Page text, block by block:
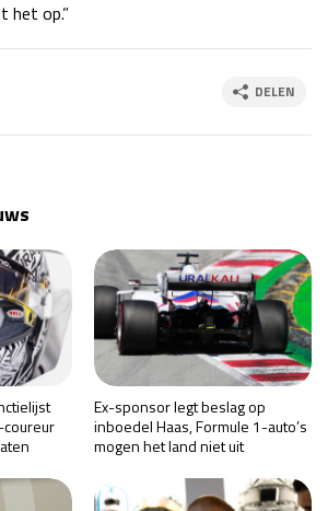
het op.”
DELEN
coureur
Ex-sponsor legt beslag op
inboedel Haas, Formule 1-auto’s
mogen het land niet uit